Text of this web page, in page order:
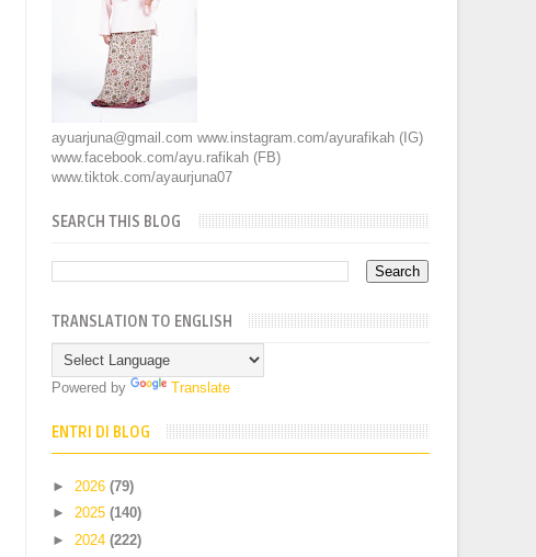
ayuarjuna@gmail.com www.instagram.com/ayurafikah (IG)
www.facebook.com/ayu.rafikah (FB)
www.tiktok.com/ayaurjuna07
SEARCH THIS BLOG
TRANSLATION TO ENGLISH
Powered by Translate
ENTRI DI BLOG
► 2026(79)
►2025(140)
►2024(222)